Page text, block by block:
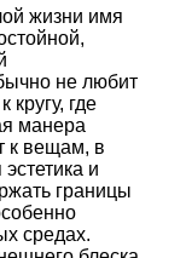
жизни имя
не любит
кругу, где
манера
к вещам, в
и
границы
средах.